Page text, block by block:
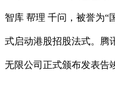
智库 帮理 千问，被誉为“
式启动港股招股法式。腾
无限公司正式颁布发表告